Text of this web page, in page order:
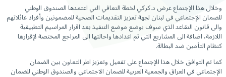
وخلال هذا الإجتماع عرض د.كركي لخطة التعافي التي اعتمدها الصندوق الوطني
للضمان الإجتماعي في لبنان لجهة تعزيز التقديمات الصحية للمضمونين وأفراد عائلاتهم
والى قانون التقاعد الذي سوف يوضع موضع التنفيذ بعد اقرار المراسيم التطبيقية
اللازمة، اضافة الى المشاريع التي تم اعدادها واحالتها الى المراجع المختصة لإقرارها
كنظام التأمين ضد البطالة.
كما تم التوافق خلال هذا الإجتماع على تفعيل وتعزيز اطر التعاون بين الضمان
الإجتماعي في العراق والجمعية العربية للضمان الاجتماعي والصندوق الوطني للضمان